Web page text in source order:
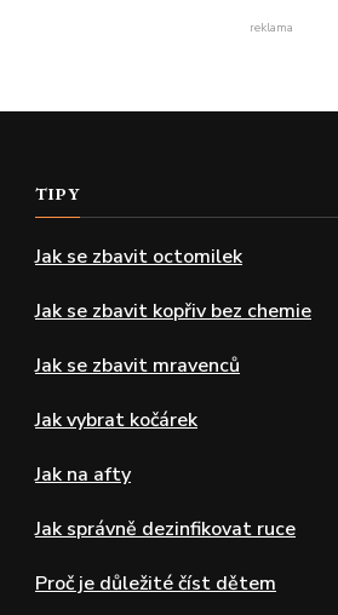
reklama
TIPY
Jak se zbavit octomilek
Jak se zbavit kopřiv bez chemie
Jak se zbavit mravenců
Jak vybrat kočárek
Jak na afty
Jak správně dezinfikovat ruce
Proč je důležité číst dětem